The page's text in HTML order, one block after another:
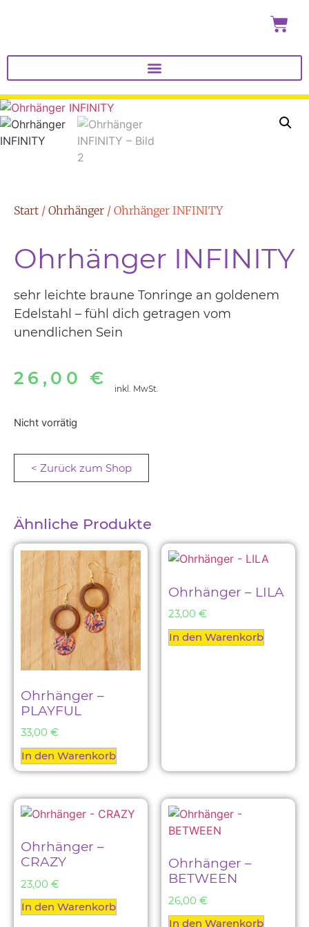
Start / Ohrhänger / Ohrhänger INFINITY
Ohrhänger INFINITY
sehr leichte braune Tonringe an goldenem
Edelstahl – fühl dich getragen vom
unendlichen Sein
26,00€ inkl. MwSt.
Nicht vorrätig
< Zurück zum Shop
Ähnliche Produkte
Ohrhänger –
PLAYFUL
33,00 €
In den Warenkorb
Ohrhänger – LILA
23,00 €
In den Warenkorb
Ohrhänger –
CRAZY
23,00 €
In den Warenkorb
Ohrhänger –
BETWEEN
26,00 €
In den Warenkorb